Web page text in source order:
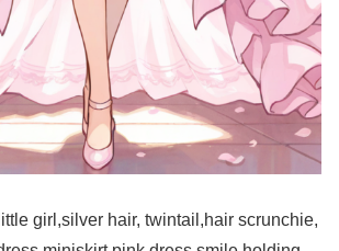
girl,silver hair, twintail,hair scrunchie,